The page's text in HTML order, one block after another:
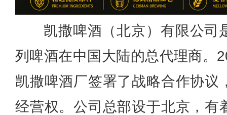
凯撒啤酒（北京）有限公司
列啤酒在中国大陆的总代理商。
凯撒啤酒厂签署了战略合作协议
经营权。公司总部设于北京，有